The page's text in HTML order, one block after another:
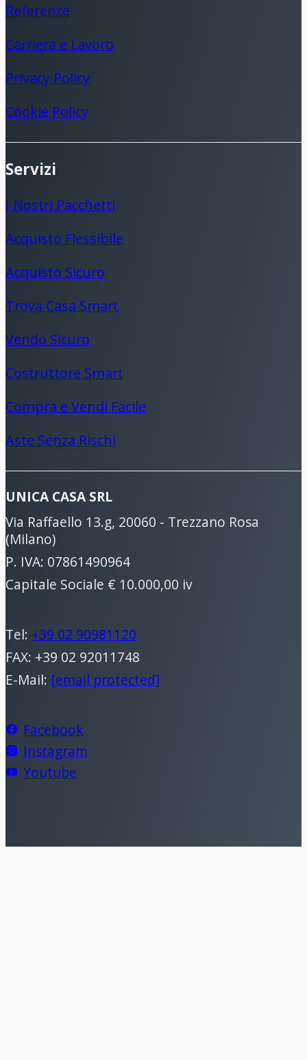
Referenze
Carriera e Lavoro
Privacy Policy
Cookie Policy
Servizi
I Nostri Pacchetti
Acquisto Flessibile
Acquisto Sicuro
Trova Casa Smart
Vendo Sicuro
Costruttore Smart
Compra e Vendi Facile
Aste Senza Rischi
UNICA CASA SRL
Via Raffaello 13.g, 20060 - Trezzano Rosa
(Milano)
P. IVA: 07861490964
Capitale Sociale € 10.000,00 iv
Tel: +39 02 90981120
FAX: +39 02 92011748
E-Mail: [email protected]
Facebook
Instagram
Youtube